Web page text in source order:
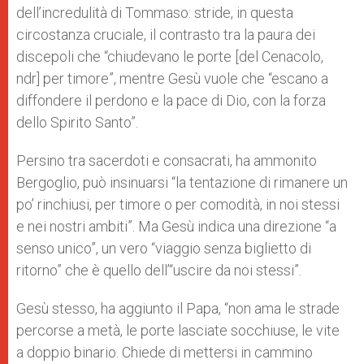
dell’incredulità di Tommaso: stride, in questa
circostanza cruciale, il contrasto tra la paura dei
discepoli che “chiudevano le porte [del Cenacolo,
ndr] per timore”, mentre Gesù vuole che “escano a
diffondere il perdono e la pace di Dio, con la forza
dello Spirito Santo”.
Persino tra sacerdoti e consacrati, ha ammonito
Bergoglio, può insinuarsi “la tentazione di rimanere un
po’ rinchiusi, per timore o per comodità, in noi stessi
e nei nostri ambiti”. Ma Gesù indica una direzione “a
senso unico”, un vero “viaggio senza biglietto di
ritorno” che è quello dell’“uscire da noi stessi”.
Gesù stesso, ha aggiunto il Papa, “non ama le strade
percorse a metà, le porte lasciate socchiuse, le vite
a doppio binario. Chiede di mettersi in cammino